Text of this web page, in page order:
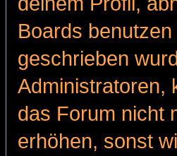
Boards
geschrieben
Administratoren,
das Forum nicht
erhöhen, sonst